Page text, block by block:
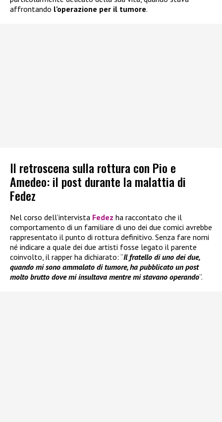
affrontando l’operazione per il tumore.
Il retroscena sulla rottura con Pio e
Amedeo: il post durante la malattia di
Fedez
Nel corso dell’intervista Fedez ha raccontato che il
comportamento di un familiare di uno dei due comici avrebbe
rappresentato il punto di rottura definitivo. Senza fare nomi
né indicare a quale dei due artisti fosse legato il parente
coinvolto, il rapper ha dichiarato: “Il fratello di uno dei due,
quando mi sono ammalato di tumore, ha pubblicato un post
molto brutto dove mi insultava mentre mi stavano operando”.